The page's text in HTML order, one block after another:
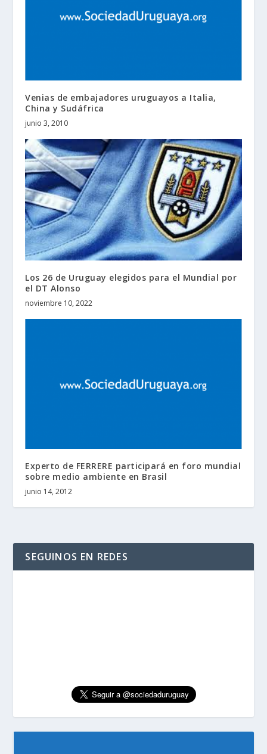
Venias de embajadores uruguayos a Italia,
China y Sudáfrica
junio 3, 2010
Los 26 de Uruguay elegidos para el Mundial por
el DT Alonso
noviembre 10, 2022
Experto de FERRERE participará en foro mundial
sobre medio ambiente en Brasil
junio 14, 2012
SEGUINOS EN REDES